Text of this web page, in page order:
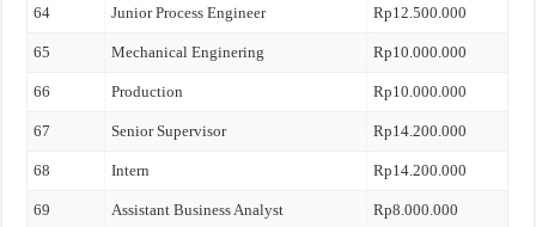
64 Junior Process Engineer Rp12.500.000
65 Mechanical Enginering Rp10.000.000
66 Production Rp10.000.000
67 Senior Supervisor Rp14.200.000
68 Intern Rp14.200.000
69 Assistant Business Analyst Rp8.000.000